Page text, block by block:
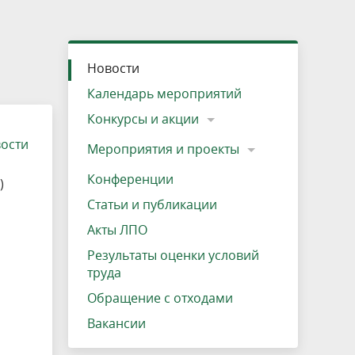
Озеро Плещеево
Вакансии
Экологические тропы и туристские
маршруты
Прокат велосипедов
Адрес, телефон, схема проезда
Результаты оценки условий труда
Интерактивная карта
Кадастр объектов животного мира, не
отнесенных к объектам охоты
Новости
Календарь мероприятий
Конкурсы и акции
Мероприятия и проекты
Конференции
Статьи и публикации
Акты ЛПО
Результаты оценки условий
труда
Обращение с отходами
Вакансии